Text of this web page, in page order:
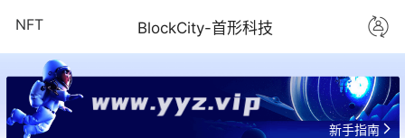
NFT BlockCity-首形科技
www.yyz.vip
新手指南